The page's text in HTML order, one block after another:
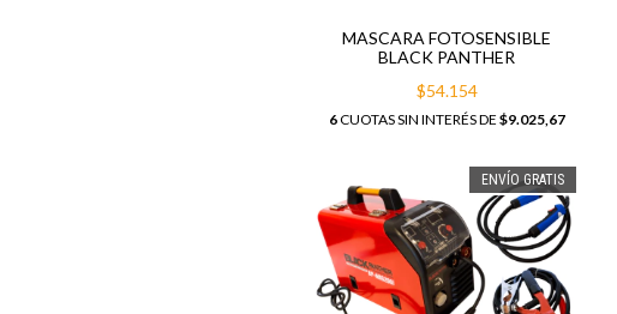
MASCARA FOTOSENSIBLE
BLACK PANTHER
$54.154
6CUOTAS SIN INTERÉS DE $9.025,67
ENVÍO GRATIS